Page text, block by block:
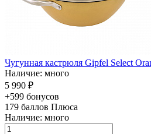
Чугунная кастрюля Gipfel Select
Наличие: много
5 990 ₽
+599 бонусов
179 баллов Плюса
Наличие: много